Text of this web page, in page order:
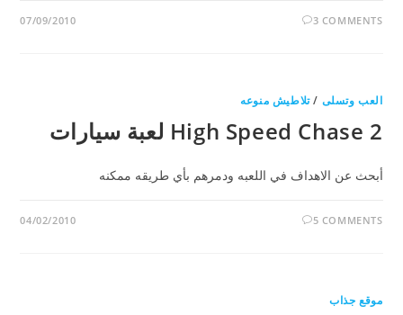
3 COMMENTS
07/09/2010
العب وتسلى /تلاطيش منوعه
High Speed Chase 2 لعبة سيارات
أبحث عن الاهداف في اللعبه ودمرهم بأي طريقه ممكنه
5 COMMENTS
04/02/2010
موقع جذاب